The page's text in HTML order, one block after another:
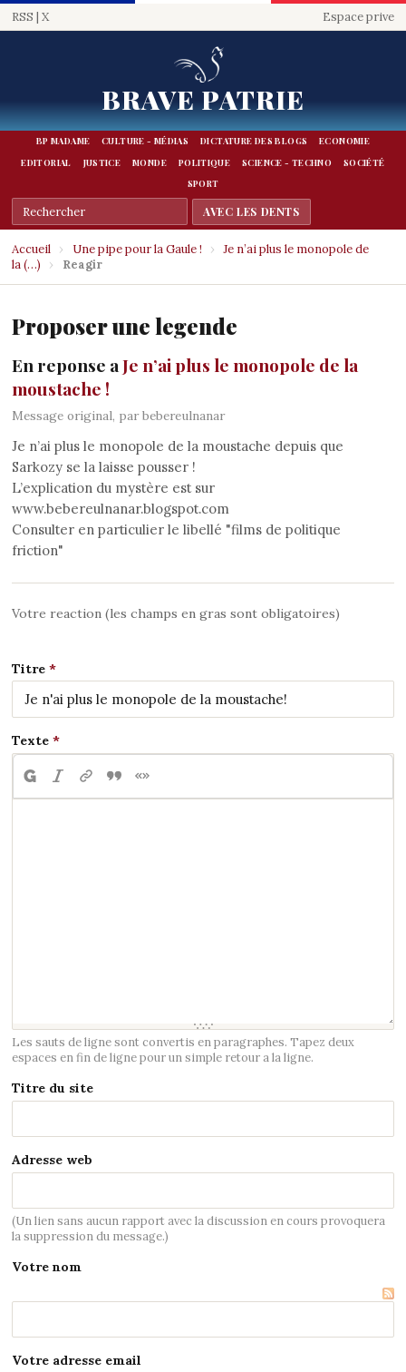
RSS | X Espace prive
BRAVE PATRIE
BP MADAME CULTURE - MÉDIAS DICTATURE DES BLOGS
ECONOMIE
EDITORIAL
JUSTICE MONDE POLITIQUE SCIENCE - TECHNO
SOCIÉTÉ
SPORT
Accueil › Une pipe pour la Gaule ! ›
Je n’ai plus le monopole de
la (…)
› Reagir
Proposer une legende
En reponse aJe n’ai plus le monopole de la
moustache !
Message original, par bebereulnanar
Je n’ai plus le monopole de la moustache depuis que
Sarkozy se la laisse pousser !
L’explication du mystère est sur
www.bebereulnanar.blogspot.com
Consulter en particulier le libellé "films de politique
friction"
Votre reaction (les champs en gras sont obligatoires)
Titre
Texte
Les sauts de ligne sont convertis en paragraphes. Tapez deux
espaces en fin de ligne pour un simple retour a la ligne.
Titre du site
Adresse web
(Un lien sans aucun rapport avec la discussion en cours provoquera
la suppression du message.)
Votre nom
Votre adresse email